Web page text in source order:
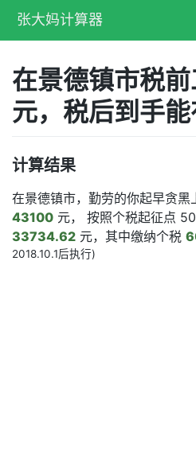
张大妈计算器
在景德镇市税
元，税后到手能
计算结果
在景德镇市，勤劳的你起早贪黑
43100 元， 按照个税起征点
33734.62 元，其中缴纳个税
2018.10.1后执行)